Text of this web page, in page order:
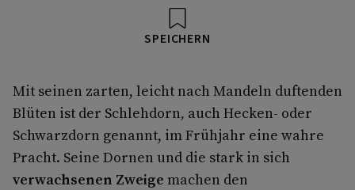
SPEICHERN
Mit seinen zarten, leicht nach Mandeln duftenden
Blüten ist der Schlehdorn, auch Hecken- oder
Schwarzdorn genannt, im Frühjahr eine wahre
Pracht. Seine Dornen und die stark in sich
verwachsenen Zweige machen den